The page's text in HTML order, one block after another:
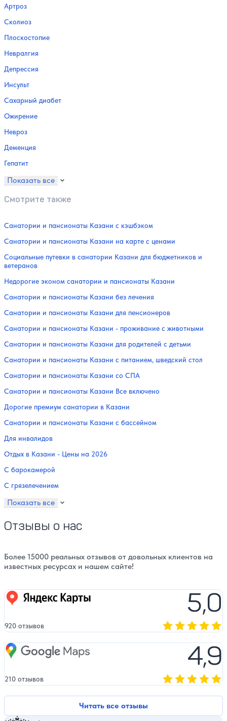
Артроз
Сколиоз
Плоскостопие
Невралгия
Депрессия
Инсульт
Сахарный диабет
Ожирение
Невроз
Деменция
Гепатит
Показать все
Смотрите также
Санатории и пансионаты Казани с кэшбэком
Санатории и пансионаты Казани на карте с ценами
Социальные путевки в санатории Казани для бюджетников и
ветеранов
Недорогие эконом санатории и пансионаты Казани
Санатории и пансионаты Казани без лечения
Санатории и пансионаты Казани для пенсионеров
Санатории и пансионаты Казани - проживание с животными
Санатории и пансионаты Казани для родителей с детьми
Санатории и пансионаты Казани с питанием, шведский стол
Санатории и пансионаты Казани со СПА
Санатории и пансионаты Казани Все включено
Дорогие премиум санатории в Казани
Санатории и пансионаты Казани с бассейном
Для инвалидов
Отдых в Казани - Цены на 2026
С барокамерой
С грязелечением
Показать все
Отзывы о нас
Более 15000 реальных отзывов от довольных клиентов на
известных ресурсах и нашем сайте!
Читать все отзывы
Яндекс карты 5,0
920 отзывов
Google Maps 4,9
210 отзывов